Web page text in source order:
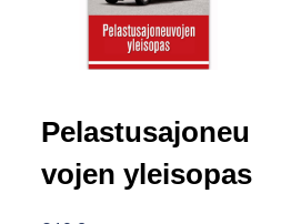
Pelastusajoneu
vojen yleisopas